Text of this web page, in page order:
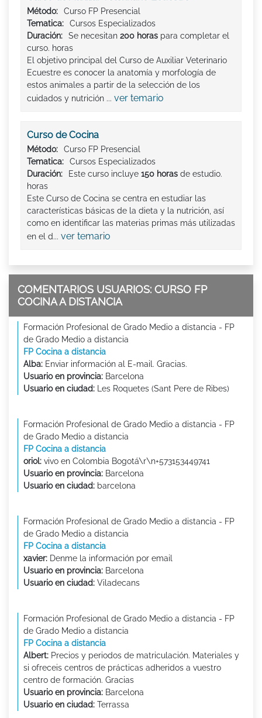
Método:
Curso FP Presencial
Tematica:
Cursos Especializados
Duración:
Se necesitan 200 horas para completar el
curso. horas
El objetivo principal del Curso de Auxiliar Veterinario
Ecuestre es conocer la anatomía y morfología de
estos animales a partir de la selección de los
cuidados y nutrición ... ver temario
Curso de Cocina
Método:
Curso FP Presencial
Tematica:
Cursos Especializados
Duración:
Este curso incluye 150 horas de estudio.
horas
Este Curso de Cocina se centra en estudiar las
características básicas de la dieta y la nutrición, así
como en identificar las materias primas más utilizadas
en el d... ver temario
COMENTARIOS USUARIOS: CURSO FP
COCINA A DISTANCIA
Formación Profesional de Grado Medio a distancia - FP
de Grado Medio a distancia
FP Cocina a distancia
Alba: Enviar información al E-mail. Gracias.
Usuario en provincia: Barcelona
Usuario en ciudad: Les Roquetes (Sant Pere de Ribes)
Formación Profesional de Grado Medio a distancia - FP
de Grado Medio a distancia
FP Cocina a distancia
oriol: vivo en Colombia Bogotá\r\n+573153449741
Usuario en provincia: Barcelona
Usuario en ciudad: barcelona
Formación Profesional de Grado Medio a distancia - FP
de Grado Medio a distancia
FP Cocina a distancia
xavier: Denme la información por email
Usuario en provincia: Barcelona
Usuario en ciudad: Viladecans
Formación Profesional de Grado Medio a distancia - FP
de Grado Medio a distancia
FP Cocina a distancia
Albert: Precios y periodos de matriculación. Materiales y
si ofreceis centros de prácticas adheridos a vuestro
centro de formación. Gracias
Usuario en provincia: Barcelona
Usuario en ciudad: Terrassa